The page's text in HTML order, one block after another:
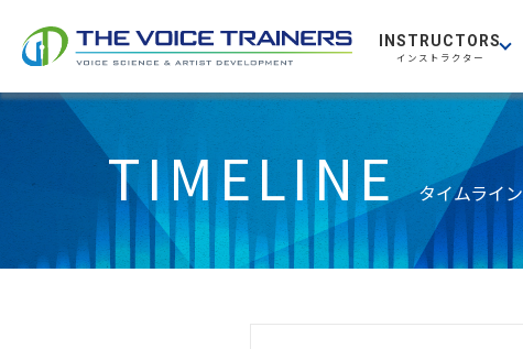
INSTRUCTORS
インストラクター
TIMELINE タイムライン